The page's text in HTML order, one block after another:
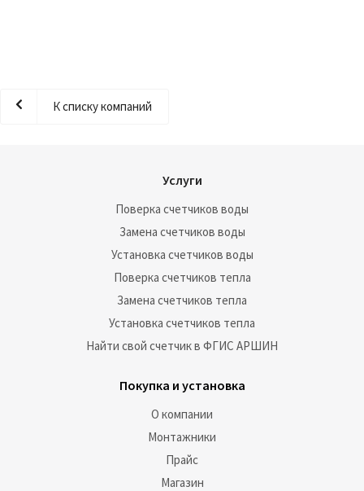
К списку компаний
Услуги
Поверка счетчиков воды
Замена счетчиков воды
Установка счетчиков воды
Поверка счетчиков тепла
Замена счетчиков тепла
Установка счетчиков тепла
Найти свой счетчик в ФГИС АРШИН
Покупка и установка
О компании
Монтажники
Прайс
Магазин